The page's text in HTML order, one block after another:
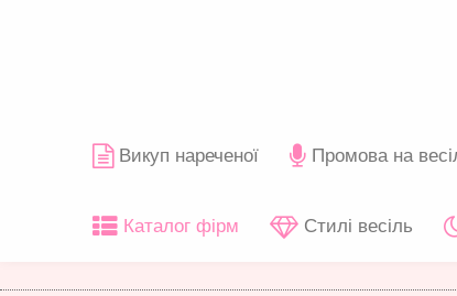
Викуп нареченої Промова на
Каталог фірм Стилі весіль